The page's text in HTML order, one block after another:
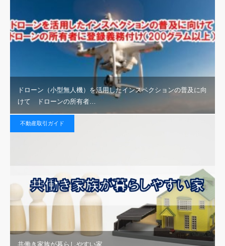
ドローン（小型無人機）を活用したインスペクションの普及に向
けて ドローンの所有者…
不動産取引ガイド
共働き家族が暮らしやすい家